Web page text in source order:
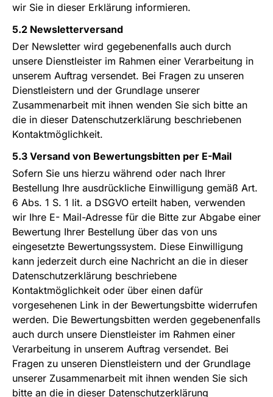
wir Sie in dieser Erklärung informieren.
5.2 Newsletterversand
Der Newsletter wird gegebenenfalls auch durch
unsere Dienstleister im Rahmen einer Verarbeitung in
unserem Auftrag versendet. Bei Fragen zu unseren
Dienstleistern und der Grundlage unserer
Zusammenarbeit mit ihnen wenden Sie sich bitte an
die in dieser Datenschutzerklärung beschriebenen
Kontaktmöglichkeit.
5.3 Versand von Bewertungsbitten per E-Mail
Sofern Sie uns hierzu während oder nach Ihrer
Bestellung Ihre ausdrückliche Einwilligung gemäß Art.
6 Abs. 1 S. 1 lit. a DSGVO erteilt haben, verwenden
wir Ihre E- Mail-Adresse für die Bitte zur Abgabe einer
Bewertung Ihrer Bestellung über das von uns
eingesetzte Bewertungssystem. Diese Einwilligung
kann jederzeit durch eine Nachricht an die in dieser
Datenschutzerklärung beschriebene
Kontaktmöglichkeit oder über einen dafür
vorgesehenen Link in der Bewertungsbitte widerrufen
werden. Die Bewertungsbitten werden gegebenenfalls
auch durch unsere Dienstleister im Rahmen einer
Verarbeitung in unserem Auftrag versendet. Bei
Fragen zu unseren Dienstleistern und der Grundlage
unserer Zusammenarbeit mit ihnen wenden Sie sich
bitte an die in dieser Datenschutzerklärung